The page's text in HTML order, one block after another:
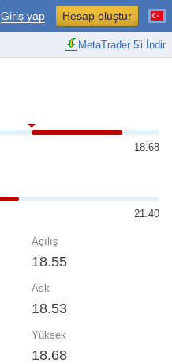
MetaTrader 5'i İndir
Giriş yap Hesap oluştur
18.68
21.40
Açılış
18.55
Ask
18.53
Yüksek
18.68